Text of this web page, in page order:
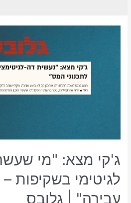
ג'קי מצא: "מי
לגיטימי בשקיפות
עבירה" | גלובס